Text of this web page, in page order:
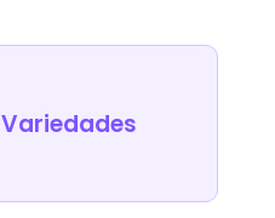
Variedades